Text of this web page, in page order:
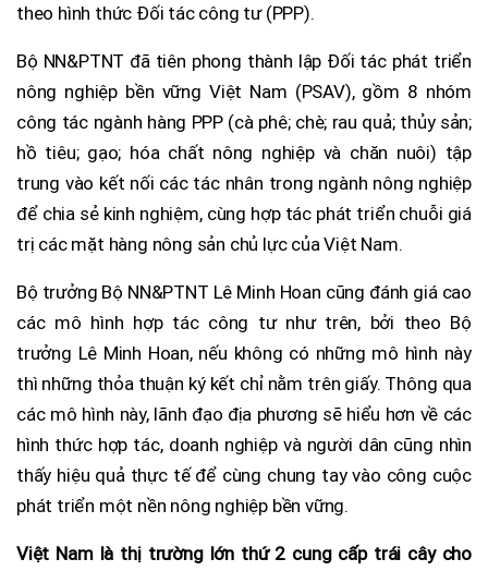
theo hình thức Đối tác công tư (PPP).
Bộ NN&PTNT đã tiên phong thành lập Đối tác phát triển
nông nghiệp bền vững Việt Nam (PSAV), gồm 8 nhóm
công tác ngành hàng PPP (cà phê; chè; rau quả; thủy sản;
hồ tiêu; gạo; hóa chất nông nghiệp và chăn nuôi) tập
trung vào kết nối các tác nhân trong ngành nông nghiệp
để chia sẻ kinh nghiệm, cùng hợp tác phát triển chuỗi giá
trị các mặt hàng nông sản chủ lực của Việt Nam.
Bộ trưởng Bộ NN&PTNT Lê Minh Hoan cũng đánh giá cao
các mô hình hợp tác công tư như trên, bởi theo Bộ
trưởng Lê Minh Hoan, nếu không có những mô hình này
thì những thỏa thuận ký kết chỉ nằm trên giấy. Thông qua
các mô hình này, lãnh đạo địa phương sẽ hiểu hơn về các
hình thức hợp tác, doanh nghiệp và người dân cũng nhìn
thấy hiệu quả thực tế để cùng chung tay vào công cuộc
phát triển một nền nông nghiệp bền vững.
Việt Nam là thị trường lớn thứ 2 cung cấp trái cây cho